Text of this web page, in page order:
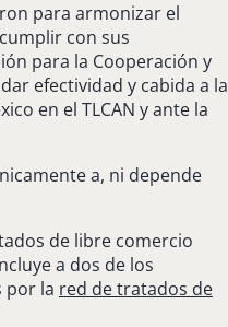
para armonizar el
con sus
para la Cooperación y
efectividad y cabida a la
en el TLCAN y ante la
a, ni depende
de libre comercio
a dos de los
por la red de tratados de